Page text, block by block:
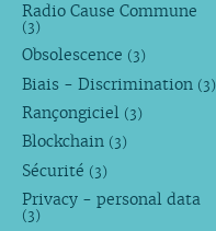
Radio Cause Commune
(3)
Obsolescence (3)
Biais - Discrimination (3)
Rançongiciel (3)
Blockchain (3)
Sécurité (3)
Privacy - personal data
(3)